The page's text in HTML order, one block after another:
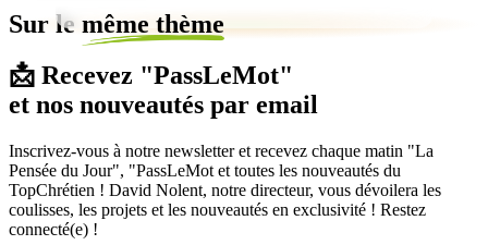
Sur le même thème
📩 Recevez "PassLeMot"
et nos nouveautés par email
Inscrivez-vous à notre newsletter et recevez chaque matin "La
Pensée du Jour", "PassLeMot et toutes les nouveautés du
TopChrétien ! David Nolent, notre directeur, vous dévoilera les
coulisses, les projets et les nouveautés en exclusivité ! Restez
connecté(e) !